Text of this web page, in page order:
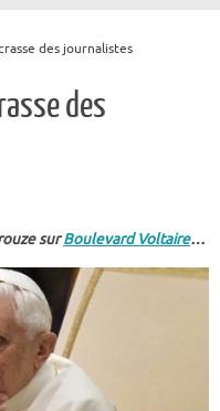
des journalistes
des
surBoulevard Voltaire…